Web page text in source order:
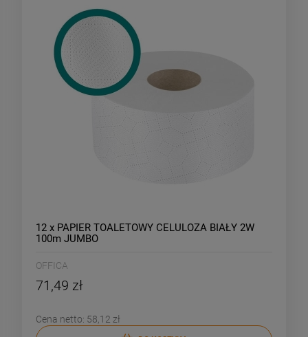
12 x PAPIER TOALETOWY CELULOZA BIAŁY 2W
100m JUMBO
OFFICA
71,49 zł
Cena netto: 58,12 zł